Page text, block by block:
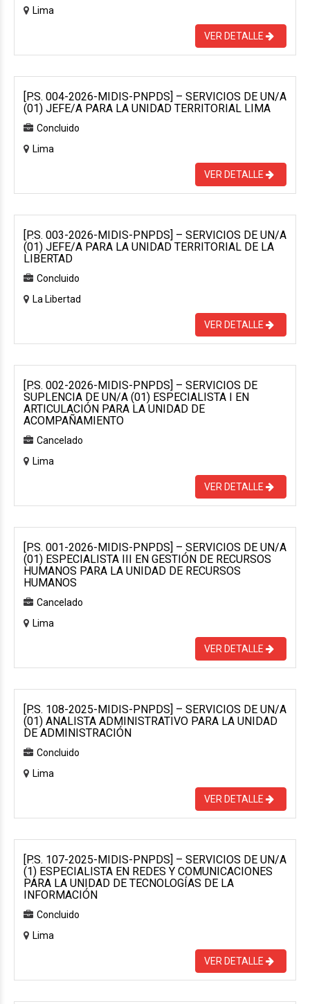
Lima
VER DETALLE
[P.S. 004-2026-MIDIS-PNPDS] – SERVICIOS DE UN/A
(01) JEFE/A PARA LA UNIDAD TERRITORIAL LIMA
Concluido
Lima
VER DETALLE
[P.S. 003-2026-MIDIS-PNPDS] – SERVICIOS DE UN/A
(01) JEFE/A PARA LA UNIDAD TERRITORIAL DE LA
LIBERTAD
Concluido
La Libertad
VER DETALLE
[P.S. 002-2026-MIDIS-PNPDS] – SERVICIOS DE
SUPLENCIA DE UN/A (01) ESPECIALISTA I EN
ARTICULACIÓN PARA LA UNIDAD DE
ACOMPAÑAMIENTO
Cancelado
Lima
VER DETALLE
[P.S. 001-2026-MIDIS-PNPDS] – SERVICIOS DE UN/A
(01) ESPECIALISTA III EN GESTIÓN DE RECURSOS
HUMANOS PARA LA UNIDAD DE RECURSOS
HUMANOS
Cancelado
Lima
VER DETALLE
[P.S. 108-2025-MIDIS-PNPDS] – SERVICIOS DE UN/A
(01) ANALISTA ADMINISTRATIVO PARA LA UNIDAD
DE ADMINISTRACIÓN
Concluido
Lima
VER DETALLE
[P.S. 107-2025-MIDIS-PNPDS] – SERVICIOS DE UN/A
(1) ESPECIALISTA EN REDES Y COMUNICACIONES
PARA LA UNIDAD DE TECNOLOGÍAS DE LA
INFORMACIÓN
Concluido
Lima
VER DETALLE